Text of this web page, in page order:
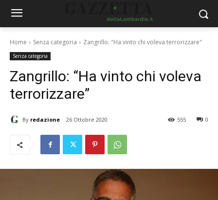
Home Senza categoria Zangrillo: "Ha vinto chi voleva terrorizzare"
Senza categoria
Zangrillo: “Ha vinto chi voleva
terrorizzare”
By redazione 26 Ottobre 2020 0
555